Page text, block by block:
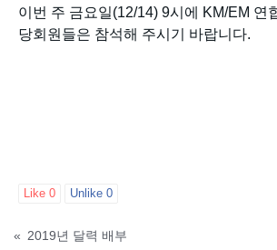
이번 주 금요일(12/14) 9시에 KM/EM 연
당회원들은 참석해 주시기 바랍니다.
Like 0 Unlike 0
« 2019년 달력 배부